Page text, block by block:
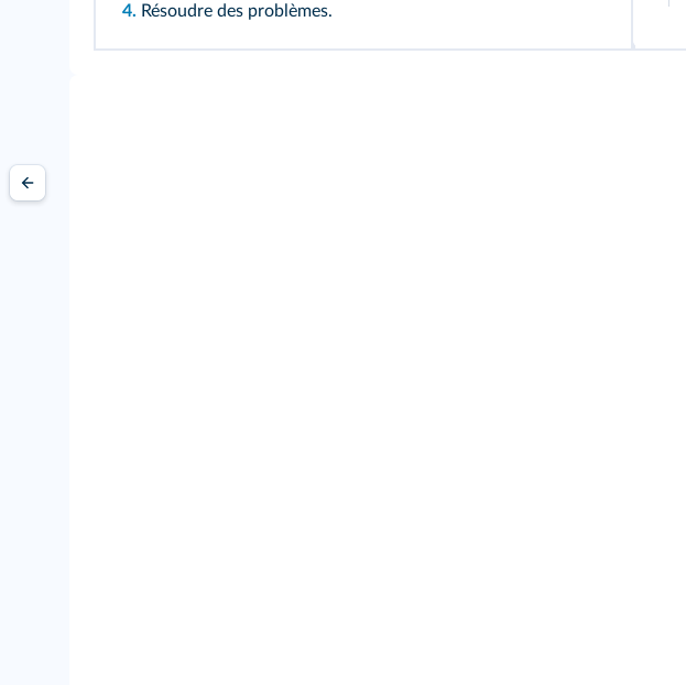
4. Résoudre des problèmes.